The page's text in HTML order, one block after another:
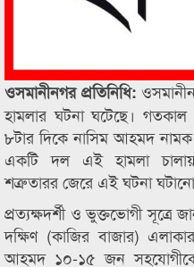
ওসমানীনগর প্রতিনিধি:
হামলার ঘটনা ঘটেছে।
৮টার দিকে নাসিম আহমদ
একটি দল এই হামলা
শত্রুতারর জেরে এই ঘটনা
প্রত্যক্ষদর্শী ও ভুক্তভোগী সূত্রে
দক্ষিণ (কাজির বাজার)
আহমদ ১০-১৫ জন সহযোগীকে